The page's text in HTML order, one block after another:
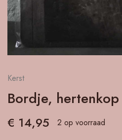
Kerst
Bordje, hertenkop
€ 14,95 2 op voorraad